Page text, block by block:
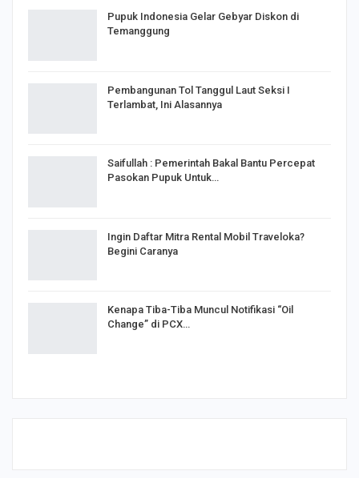
Pupuk Indonesia Gelar Gebyar Diskon di
Temanggung
Pembangunan Tol Tanggul Laut Seksi I
Terlambat, Ini Alasannya
Saifullah : Pemerintah Bakal Bantu Percepat
Pasokan Pupuk Untuk…
Ingin Daftar Mitra Rental Mobil Traveloka?
Begini Caranya
Kenapa Tiba-Tiba Muncul Notifikasi “Oil
Change” di PCX…